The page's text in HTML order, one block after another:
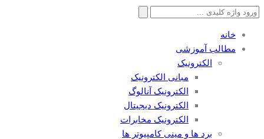
جستجو
خانه
مطالب آموزشی
الکترونیک
مبانی الکترونیک
الکترونیک آنالوگ
الکترونیک دیجیتال
الکترونیک مخابرات
برد ها و مینی کامپیوتر ها